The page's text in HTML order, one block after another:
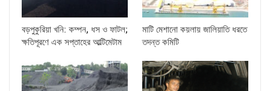
বড়পুকুরিয়া খনি: কম্পন, ধস ও ফাটল;
ক্ষতিপূরণে এক সপ্তাহের আল্টিমেটাম
মাটি মেশানো কয়লায় জালিয়াতি ধরতে
তদন্ত কমিটি